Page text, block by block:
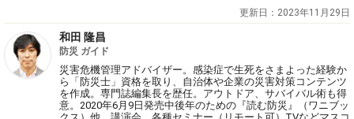
更新日： 2023年11月29日
和田 隆昌
防災 ガイド
災害危機管理アドバイザー。感染症で生死をさまよった経験か
ら「防災士」資格を取り、自治体や企業の災害対策コンテンツ
を作成。専門誌編集長を歴任。アウトドア、サバイバル術も得
意。2020年6月9日発売中後年のための『読む防災』（ワニブッ